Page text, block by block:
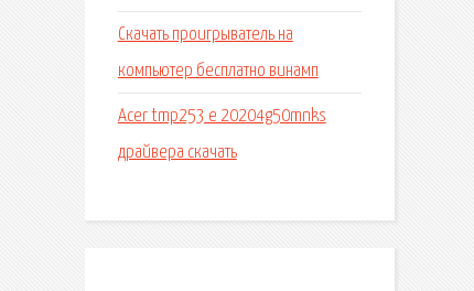
Скачать проигрыватель на
компьютер бесплатно винамп
Acer tmp253 e 20204g50mnks
драйвера скачать